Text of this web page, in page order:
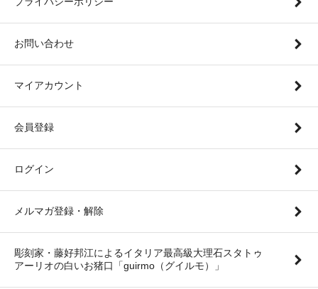
お問い合わせ
マイアカウント
会員登録
ログイン
メルマガ登録・解除
彫刻家・藤好邦江によるイタリア最高級大理石スタトゥ
アーリオの白いお猪口「guirmo（グイルモ）」